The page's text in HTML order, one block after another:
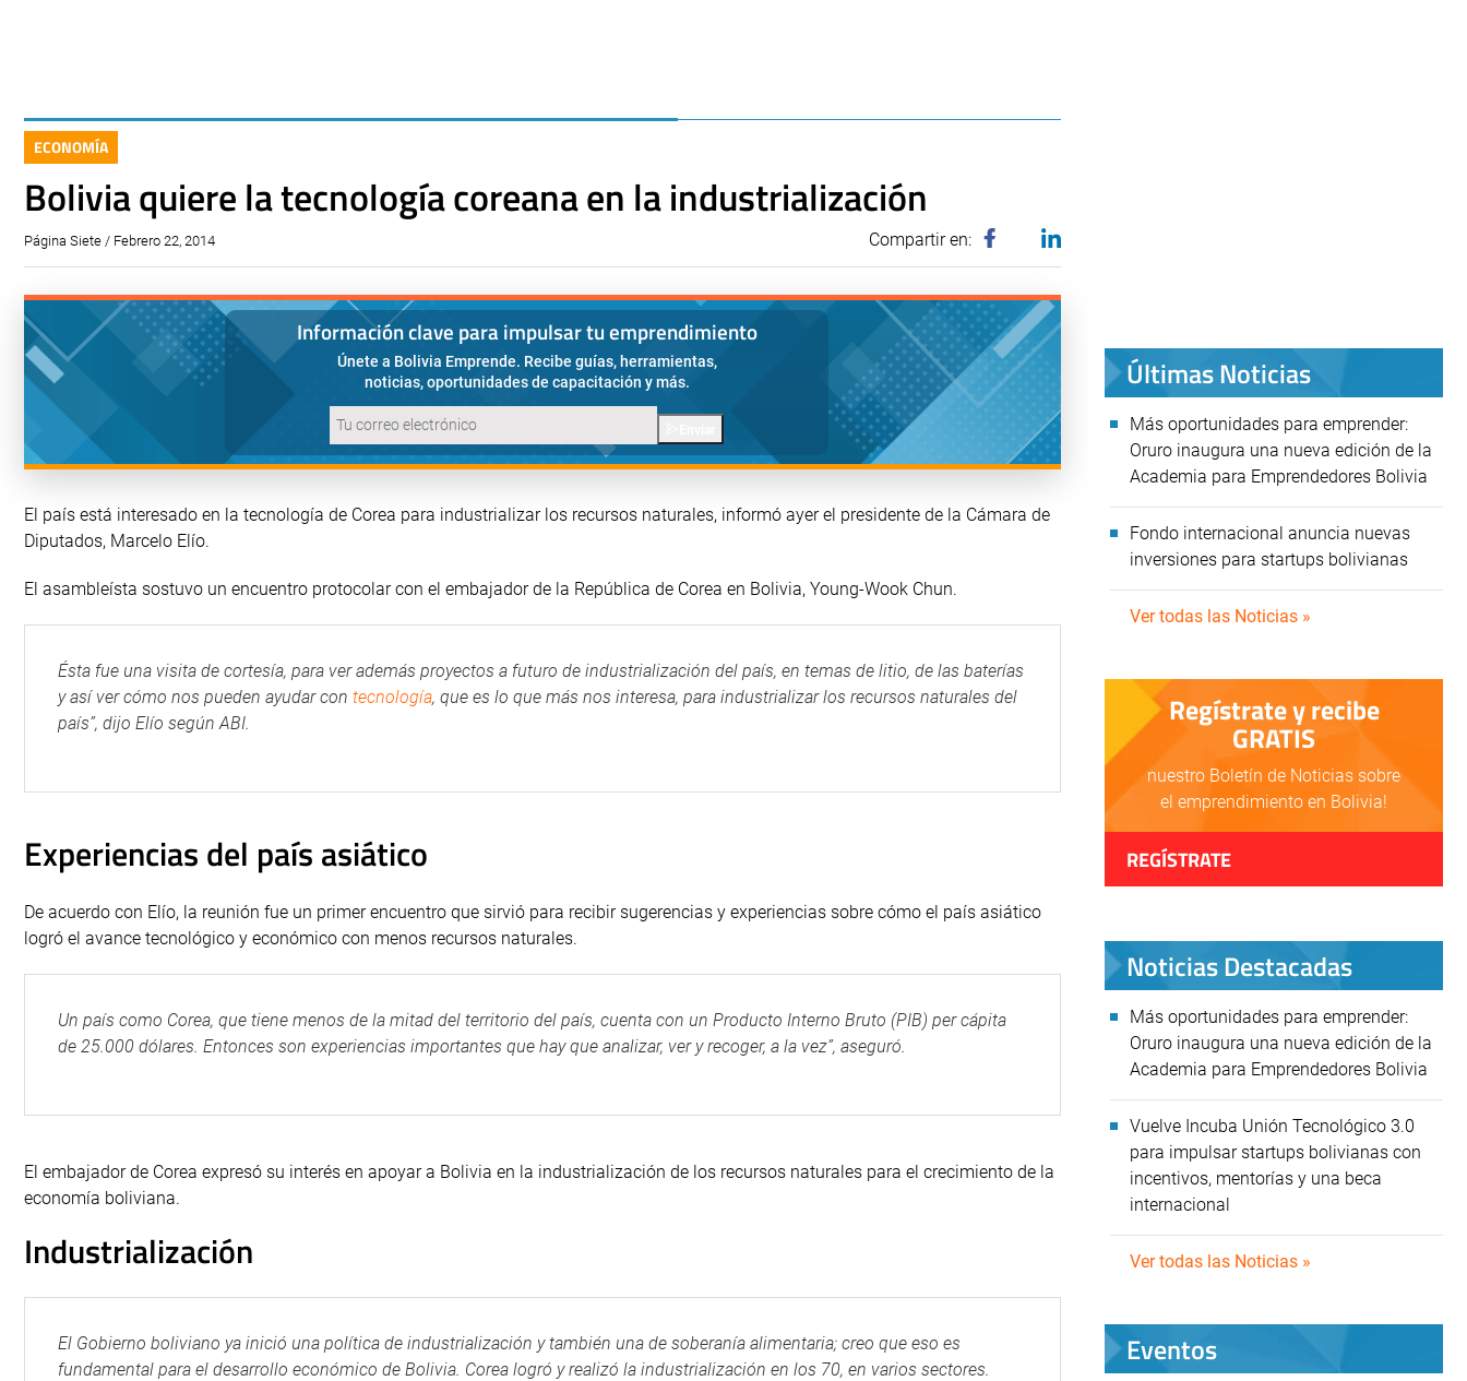
ECONOMÍA
Bolivia quiere la tecnología coreana en la industrialización
Página Siete / Febrero 22, 2014 Compartir en:
Información clave para impulsar tu emprendimiento
Únete a Bolivia Emprende. Recibe guías, herramientas,
noticias, oportunidades de capacitación y más.
El país está interesado en la tecnología de Corea para industrializar los recursos naturales, informó ayer el presidente de la Cámara de
Diputados, Marcelo Elío.
El asambleísta sostuvo un encuentro protocolar con el embajador de la República de Corea en Bolivia, Young-Wook Chun.
Ésta fue una visita de cortesía, para ver además proyectos a futuro de industrialización del país, en temas de litio, de las baterías
y así ver cómo nos pueden ayudar con tecnología, que es lo que más nos interesa, para industrializar los recursos naturales del
país”, dijo Elío según ABI.
Experiencias del país asiático
De acuerdo con Elío, la reunión fue un primer encuentro que sirvió para recibir sugerencias y experiencias sobre cómo el país asiático
logró el avance tecnológico y económico con menos recursos naturales.
Un país como Corea, que tiene menos de la mitad del territorio del país, cuenta con un Producto Interno Bruto (PIB) per cápita
de 25.000 dólares. Entonces son experiencias importantes que hay que analizar, ver y recoger, a la vez”, aseguró.
El embajador de Corea expresó su interés en apoyar a Bolivia en la industrialización de los recursos naturales para el crecimiento de la
economía boliviana.
Industrialización
El Gobierno boliviano ya inició una política de industrialización y también una de soberanía alimentaria; creo que eso es
fundamental para el desarrollo económico de Bolivia. Corea logró y realizó la industrialización en los 70, en varios sectores.
Últimas Noticias
Más oportunidades para emprender:
Oruro inaugura una nueva edición de la
Academia para Emprendedores Bolivia
Fondo internacional anuncia nuevas
inversiones para startups bolivianas
Ver todas las Noticias »
Regístrate y recibe
GRATIS
nuestro Boletín de Noticias sobre
el emprendimiento en Bolivia!
REGÍSTRATE
Noticias Destacadas
Más oportunidades para emprender:
Oruro inaugura una nueva edición de la
Academia para Emprendedores Bolivia
Vuelve Incuba Unión Tecnológico 3.0
para impulsar startups bolivianas con
incentivos, mentorías y una beca
internacional
Ver todas las Noticias »
Eventos